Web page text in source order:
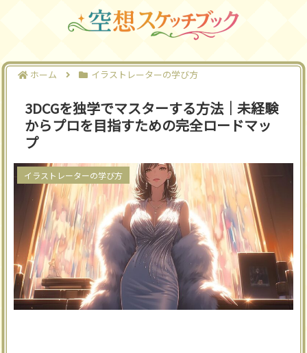
ホーム イラストレーターの学び方
3DCGを独学でマスターする方法｜未経験
からプロを目指すための完全ロードマッ
プ
イラストレーターの学び方